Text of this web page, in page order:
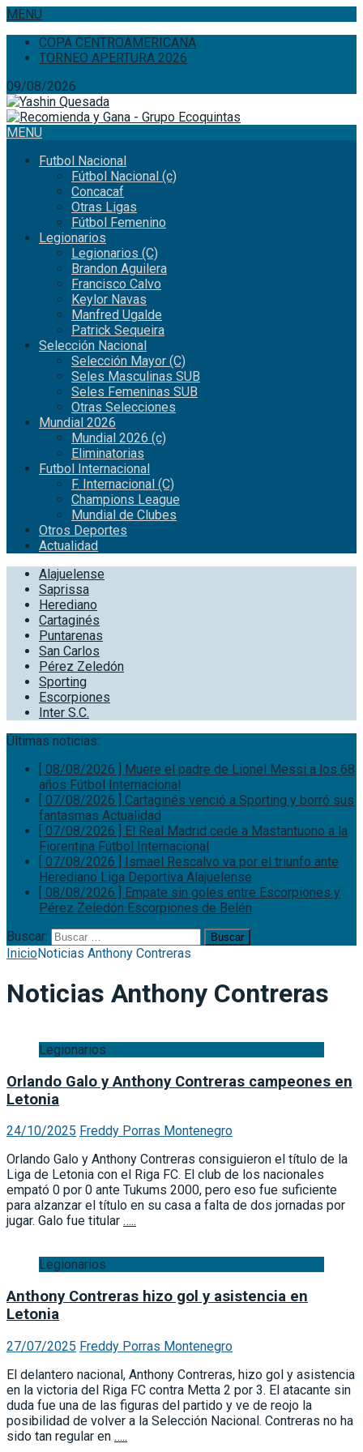
MENU
COPA CENTROAMERICANA
TORNEO APERTURA 2026
09/08/2026
MENU
Futbol Nacional
Fútbol Nacional (c)
Concacaf
Otras Ligas
Fútbol Femenino
Legionarios
Legionarios (C)
Brandon Aguilera
Francisco Calvo
Keylor Navas
Manfred Ugalde
Patrick Sequeira
Selección Nacional
Selección Mayor (C)
Seles Masculinas SUB
Seles Femeninas SUB
Otras Selecciones
Mundial 2026
Mundial 2026 (c)
Eliminatorias
Futbol Internacional
F. Internacional (C)
Champions League
Mundial de Clubes
Otros Deportes
Actualidad
Alajuelense
Saprissa
Herediano
Cartaginés
Puntarenas
San Carlos
Pérez Zeledón
Sporting
Escorpiones
Inter S.C.
Últimas noticias:
[ 08/08/2026 ] Muere el padre de Lionel Messi a los 68
años Fútbol Internacional
[ 07/08/2026 ] Cartaginés venció a Sporting y borró sus
fantasmas Actualidad
[ 07/08/2026 ] El Real Madrid cede a Mastantuono a la
Fiorentina Fútbol Internacional
[ 07/08/2026 ] Ismael Rescalvo va por el triunfo ante
Herediano Liga Deportiva Alajuelense
[ 08/08/2026 ] Empate sin goles entre Escorpiones y
Pérez Zeledón Escorpiones de Belén
Buscar:
InicioNoticias Anthony Contreras
Noticias Anthony Contreras
Legionarios
Orlando Galo y Anthony Contreras campeones en
Letonia
24/10/2025 Freddy Porras Montenegro
Orlando Galo y Anthony Contreras consiguieron el título de la
Liga de Letonia con el Riga FC. El club de los nacionales
empató 0 por 0 ante Tukums 2000, pero eso fue suficiente
para alzanzar el título en su casa a falta de dos jornadas por
jugar. Galo fue titular …..
Legionarios
Anthony Contreras hizo gol y asistencia en
Letonia
27/07/2025 Freddy Porras Montenegro
El delantero nacional, Anthony Contreras, hizo gol y asistencia
en la victoria del Riga FC contra Metta 2 por 3. El atacante sin
duda fue una de las figuras del partido y ve de reojo la
posibilidad de volver a la Selección Nacional. Contreras no ha
sido tan regular en …..